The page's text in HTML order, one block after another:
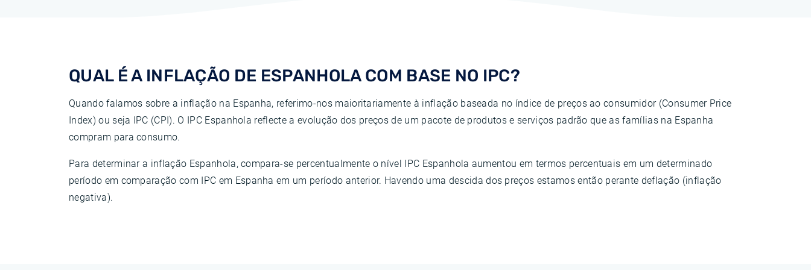
QUAL ​​É A INFLAÇÃO DE ESPANHOLA COM BASE NO IPC?
Quando falamos sobre a inflação na Espanha, referimo-nos maioritariamente à inflação baseada no índice de preços ao consumidor (Consumer Price
Index) ou seja IPC (CPI). O IPC Espanhola reflecte a evolução dos preços de um pacote de produtos e serviços padrão que as famílias na Espanha
compram para consumo.
Para determinar a inflação Espanhola, compara-se percentualmente o nível IPC Espanhola aumentou em termos percentuais em um determinado
período em comparação com IPC em Espanha em um período anterior. Havendo uma descida dos preços estamos então perante deflação (inflação
negativa).